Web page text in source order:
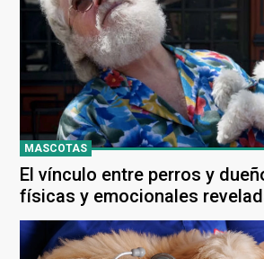
MASCOTAS
El vínculo entre perros y
físicas y emocionales
nuevo estudio científico